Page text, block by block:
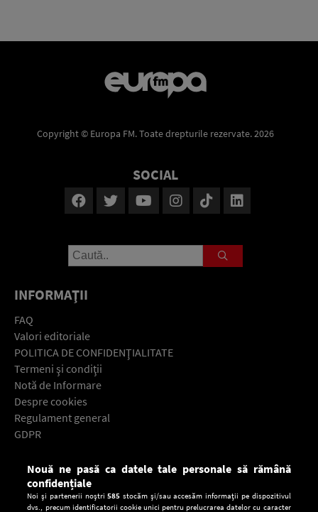
Copyright © Europa FM. Toate drepturile rezervate. 2026
SOCIAL
INFORMAŢII
FAQ
Valori editoriale
POLITICA DE CONFIDENŢIALITATE
Termeni şi condiţii
Notă de Informare
Despre cookies
Regulament general
GDPR
Descarcă gratuit aplicaţia Europa FM pentru smartphone:
Nouă ne pasă ca datele tale personale să rămână
confidențiale
Noi și partenerii noștri585 stocăm și/sau accesăm informații pe dispozitivul
dvs., precum identificatorii cookie unici pentru prelucrarea datelor cu caracter